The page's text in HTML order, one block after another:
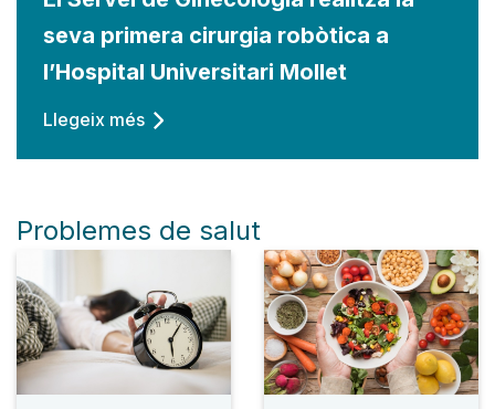
seva primera cirurgia robòtica a
l’Hospital Universitari Mollet
Llegeix més
Problemes de salut